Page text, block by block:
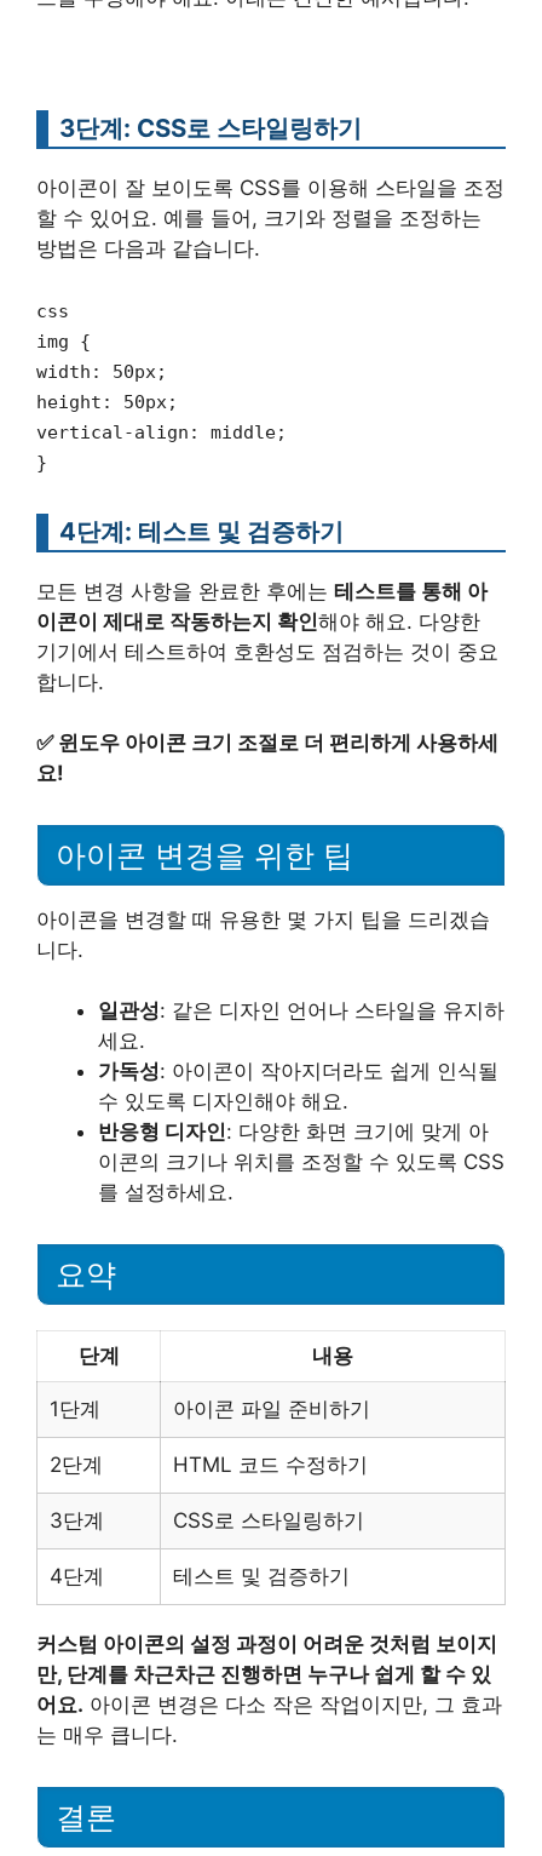
3단계: CSS로 스타일링하기
아이콘이 잘 보이도록 CSS를 이용해 스타일을 조정
할 수 있어요. 예를 들어, 크기와 정렬을 조정하는
방법은 다음과 같습니다.
css
img {
width: 50px;
height: 50px;
vertical-align: middle;
}
4단계: 테스트 및 검증하기
모든 변경 사항을 완료한 후에는 테스트를 통해 아
이콘이 제대로 작동하는지 확인해야 해요. 다양한
기기에서 테스트하여 호환성도 점검하는 것이 중요
합니다.
✅ 윈도우 아이콘 크기 조절로 더 편리하게 사용하세
요!
아이콘 변경을 위한 팁
아이콘을 변경할 때 유용한 몇 가지 팁을 드리겠습
니다.
일관성: 같은 디자인 언어나 스타일을 유지하
세요.
가독성: 아이콘이 작아지더라도 쉽게 인식될
수 있도록 디자인해야 해요.
반응형 디자인: 다양한 화면 크기에 맞게 아
이콘의 크기나 위치를 조정할 수 있도록 CSS
를 설정하세요.
요약
단계 내용
1단계 아이콘 파일 준비하기
2단계 HTML 코드 수정하기
3단계 CSS로 스타일링하기
4단계 테스트 및 검증하기
커스텀 아이콘의 설정 과정이 어려운 것처럼 보이지
만, 단계를 차근차근 진행하면 누구나 쉽게 할 수 있
어요. 아이콘 변경은 다소 작은 작업이지만, 그 효과
는 매우 큽니다.
결론